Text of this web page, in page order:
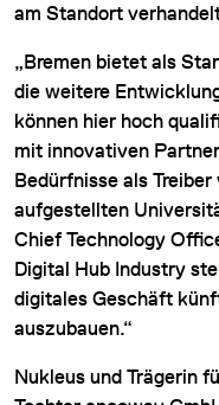
am Standort
„Bremen bietet als
die weitere
können hier hoch
mit innovativen
Bedürfnisse als
aufgestellten
Chief Technology
Digital Hub Industry
digitales Geschäft
auszubauen.“
Nukleus und Trägerin